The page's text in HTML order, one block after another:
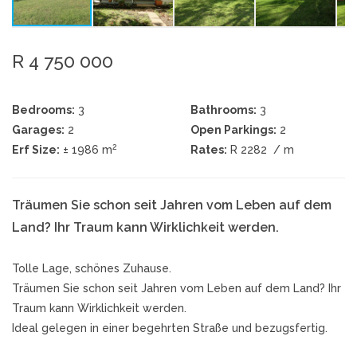
R 4 750 000
Bedrooms: 3 Bathrooms: 3
Garages: 2 Open Parkings: 2
Erf Size: ± 1986 m2 Rates: R 2282 / m
Träumen Sie schon seit Jahren vom Leben auf dem
Land? Ihr Traum kann Wirklichkeit werden.
Tolle Lage, schönes Zuhause.
Träumen Sie schon seit Jahren vom Leben auf dem Land? Ihr
Traum kann Wirklichkeit werden.
Ideal gelegen in einer begehrten Straße und bezugsfertig.